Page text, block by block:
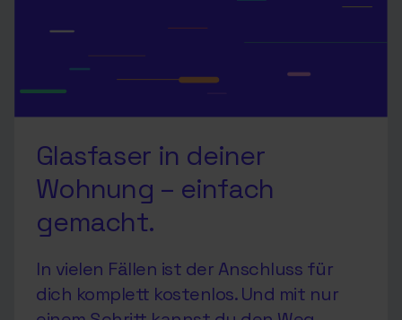
Glasfaser in deiner
Wohnung – einfach
gemacht.
In vielen Fällen ist der Anschluss für
dich komplett kostenlos. Und mit nur